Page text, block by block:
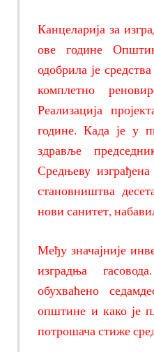
Канцеларија за
ове године
одобрила је
комплетно
Реализација
године. Када је у
здравље
Средњеву
становништва
нови санитет,
Међу значајније
изградња
обухваћено
општине и како је
потрошача стиже